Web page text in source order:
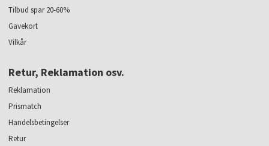
Tilbud spar 20-60%
Gavekort
Vilkår
Retur, Reklamation osv.
Reklamation
Prismatch
Handelsbetingelser
Retur